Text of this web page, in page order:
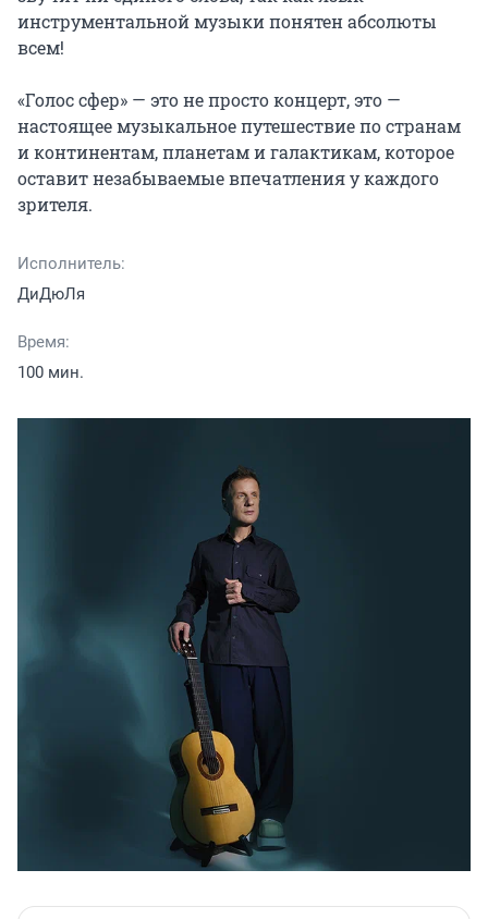
инструментальной музыки понятен абсолюты
всем!
«Голос сфер» — это не просто концерт, это —
настоящее музыкальное путешествие по странам
и континентам, планетам и галактикам, которое
оставит незабываемые впечатления у каждого
зрителя.
Исполнитель:
ДиДюЛя
Время:
100 мин.